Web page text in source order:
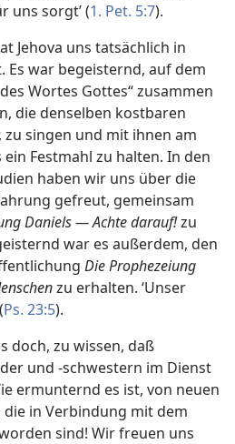
uns sorgt’ (1. Pet. 5:7).
Jehova uns tatsächlich in
Es war begeisternd, auf dem
Wortes Gottes“ zusammen
die denselben kostbaren
zu singen und mit ihnen am
ein Festmahl zu halten. In den
haben wir uns über die
gefreut, gemeinsam
Daniels — Achte darauf!zu
war es außerdem, den
Die Prophezeiung
zu erhalten. ‘Unser
Ps. 23:5).
doch, zu wissen, daß
und -schwestern im Dienst
ermunternd es ist, von neuen
die in Verbindung mit dem
sind! Wir freuen uns